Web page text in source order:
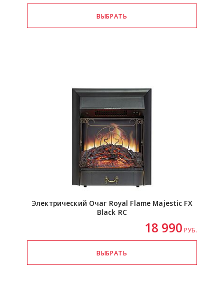
Электрический Очаг Royal Flame Majestic FX
Black RC
18 990 РУБ.